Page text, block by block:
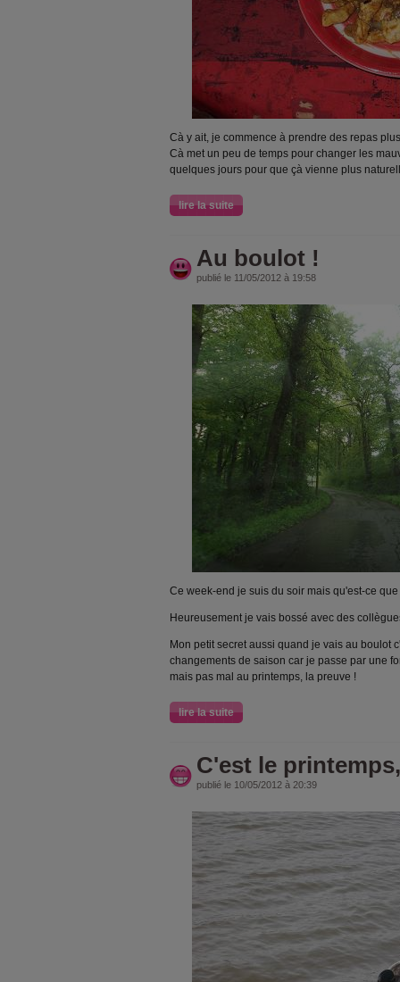
Cà y ait, je commence à prendre des repas
Cà met un peu de temps pour changer les
quelques jours pour que çà vienne plus
lire la suite
Au boulot !
publié le 11/05/2012 à 19:58
Ce week-end je suis du soir mais qu'est-ce
Heureusement je vais bossé avec des
Mon petit secret aussi quand je vais au boulot
changements de saison car je passe par une
mais pas mal au printemps, la preuve !
lire la suite
C'est le
publié le 10/05/2012 à 20:39